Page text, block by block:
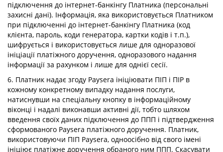
підключення до інтернет-банкінгу Платника (персональні
захисні дані). Інформація, яка використовується Платником
при підключенні до інтернет-банкінгу Платника (код
клієнта, пароль, коди генератора, картки кодів і т.п.),
шифрується і використовується лише для одноразової
ініціації платіжного доручення, одноразового надання
інформації за рахунком і лише для однієї сесії.
6. Платник надає згоду Paysera ініціювати ПІП і ПІР в
кожному конкретному випадку надання послуги,
натиснувши на спеціальну кнопку в інформаційному
віконці і надалі виконавши активні дії, тобто шляхом
введення своїх даних підключення до ППП і підтвердження
сформованого Paysera платіжного доручення. Платник,
використовуючи ПІП Paysera, одноосібно від свого імені
ініціює платіжне доручення обраного ним ППП. Скасувати